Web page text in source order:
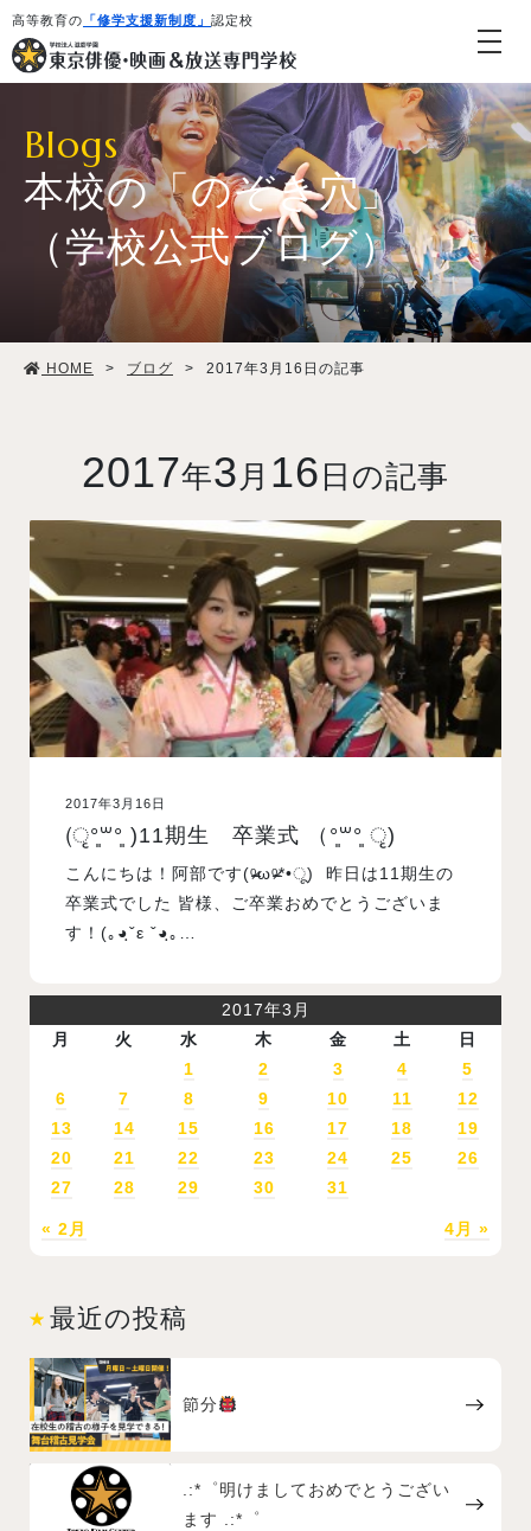
高等教育の 「修学支援新制度」 認定校
学校紹介・教育システム
学生生活
就職・デビュー
入試案内
学校情報
オープンキャンパス
訪問者別メニュー
Blogs
本校の「のぞき穴」
（学校公式ブログ）
HOME > ブログ > 2017年3月16日の記事
2017年3 月 16 日の記事
2017年3月16日
(ृ°͈꒳​°͈ )11期生 卒業式 （°͈​꒳°͈ ृ)
こんにちは！阿部です(ᵒ̴̶̷ωᵒ̴̶̷*•ू) ​ 昨日は11期生の
卒業式でした 皆様、ご卒業おめでとうございま
す！(｡◕ฺˇε ˇ◕ฺ｡…
2017年3月
月
火 水 木 金 土 日
« 2月 4月 »
1 2 3 4
5
6
7 8 9 10 11
12
13
14 15 16 17 18
19
20
21 22 23 24 25
26
27
28 29 30 31
最近の投稿
節分
.:*゜明けましておめでとうござい
ます .:*゜